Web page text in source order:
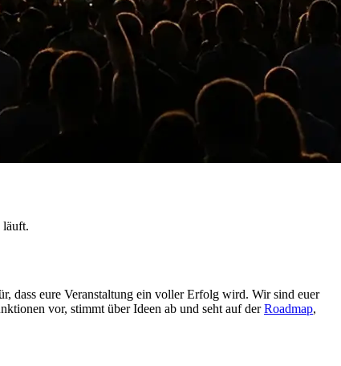
läuft.
dass eure Veranstaltung ein voller Erfolg wird. Wir sind euer
vor, stimmt über Ideen ab und seht auf derRoadmap,